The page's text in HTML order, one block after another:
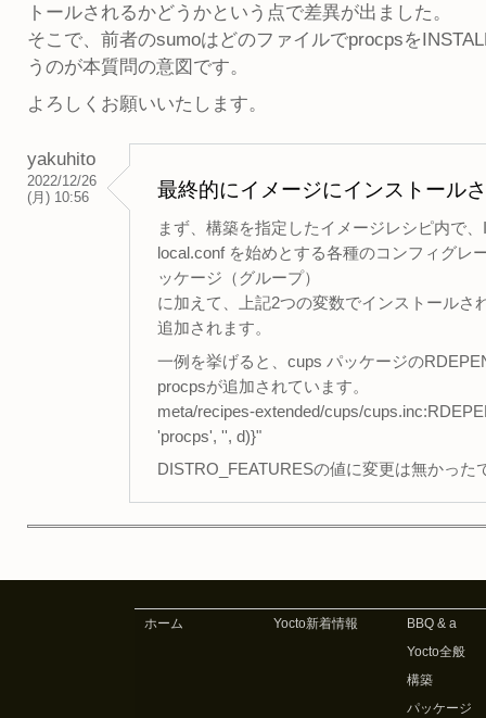
トールされるかどうかという点で差異が出ました。
そこで、前者のsumoはどのファイルでprocpsを
うのが本質問の意図です。
よろしくお願いいたします。
yakuhito
2022/12/26
(月) 10:56
最終的にイメージにインストール
まず、構築を指定したイメージレシピ内で
local.conf を始めとする各種のコンフィグ
ッケージ（グループ）
に加えて、上記2つの変数でインストール
追加されます。
一例を挙げると、cups パッケージの
procpsが追加されています。
meta/recipes-extended/cups/
'procps', '', d)}"
DISTRO_FEATURESの値に変更は無かった
ホーム Yocto新着情報
BBQ & a
Yocto全般
構築
パッケージ